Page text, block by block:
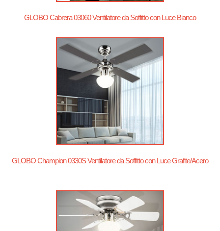
GLOBO Cabrera 03060 Ventilatore da Soffitto con Luce Bianco
GLOBO Champion 0330S Ventilatore da Soffitto con Luce Grafite/Acero